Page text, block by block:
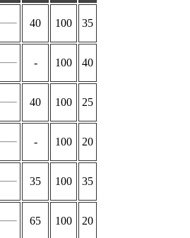
40 100 35
- 100 40
40 100 25
- 100 20
35 100 35
65 100 20